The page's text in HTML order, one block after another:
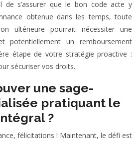
de s’assurer que le bon code acte y
obtenue dans les temps, toute
ultérieure pourrait nécessiter une
potentiellement un remboursement
étape de votre stratégie proactive :
sécuriser vos droits.
une sage-
pratiquant le
?
félicitations ! Maintenant, le défi est